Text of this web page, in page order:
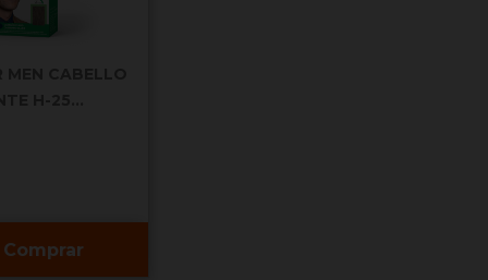
Comprar